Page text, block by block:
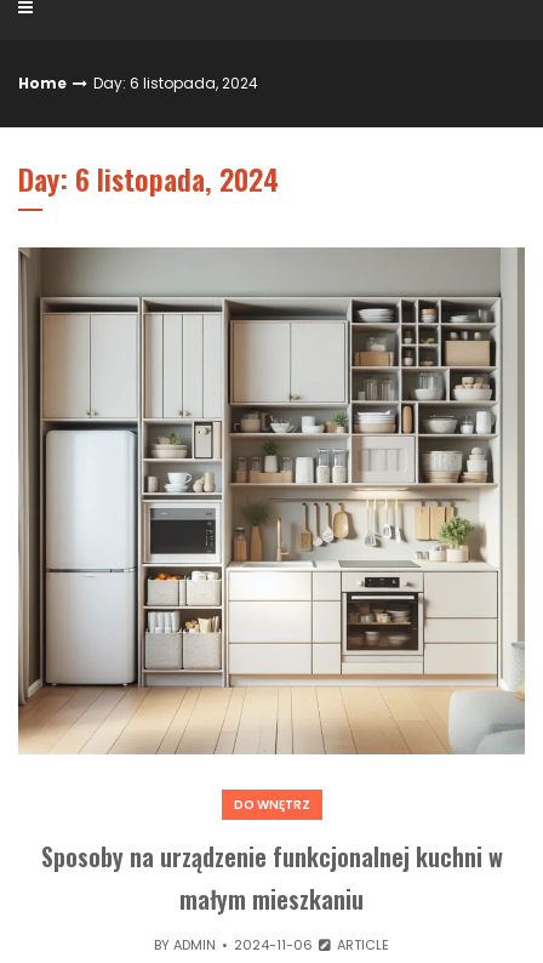
Home Day: 6 listopada, 2024
Day: 6 listopada, 2024
DO WNĘTRZ
Sposoby na urządzenie funkcjonalnej kuchni w
małym mieszkaniu
BYADMIN 2024-11-06 ARTICLE